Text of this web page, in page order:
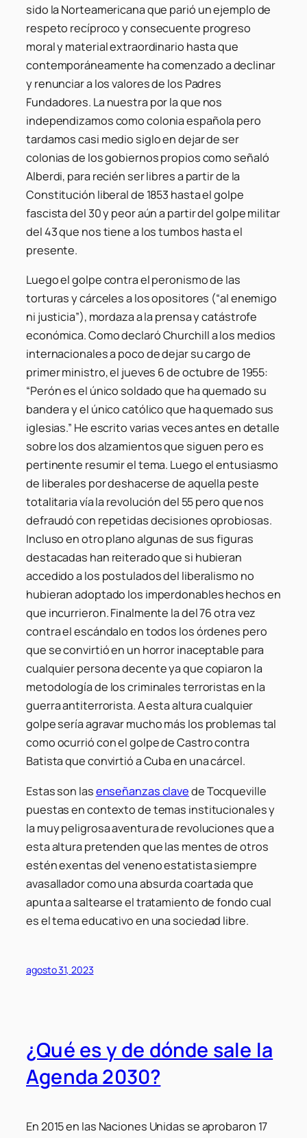
sido la Norteamericana que parió un ejemplo de
respeto recíproco y consecuente progreso
moral y material extraordinario hasta que
contemporáneamente ha comenzado a declinar
y renunciar a los valores de los Padres
Fundadores. La nuestra por la que nos
independizamos como colonia española pero
tardamos casi medio siglo en dejar de ser
colonias de los gobiernos propios como señaló
Alberdi, para recién ser libres a partir de la
Constitución liberal de 1853 hasta el golpe
fascista del 30 y peor aún a partir del golpe militar
del 43 que nos tiene a los tumbos hasta el
presente.
Luego el golpe contra el peronismo de las
torturas y cárceles a los opositores (“al enemigo
ni justicia”), mordaza a la prensa y catástrofe
económica. Como declaró Churchill a los medios
internacionales a poco de dejar su cargo de
primer ministro, el jueves 6 de octubre de 1955:
“Perón es el único soldado que ha quemado su
bandera y el único católico que ha quemado sus
iglesias.” He escrito varias veces antes en detalle
sobre los dos alzamientos que siguen pero es
pertinente resumir el tema. Luego el entusiasmo
de liberales por deshacerse de aquella peste
totalitaria vía la revolución del 55 pero que nos
defraudó con repetidas decisiones oprobiosas.
Incluso en otro plano algunas de sus figuras
destacadas han reiterado que si hubieran
accedido a los postulados del liberalismo no
hubieran adoptado los imperdonables hechos en
que incurrieron. Finalmente la del 76 otra vez
contra el escándalo en todos los órdenes pero
que se convirtió en un horror inaceptable para
cualquier persona decente ya que copiaron la
metodología de los criminales terroristas en la
guerra antiterrorista. A esta altura cualquier
golpe sería agravar mucho más los problemas tal
como ocurrió con el golpe de Castro contra
Batista que convirtió a Cuba en una cárcel.
Estas son lasenseñanzas clavede Tocqueville
puestas en contexto de temas institucionales y
la muy peligrosa aventura de revoluciones que a
esta altura pretenden que las mentes de otros
estén exentas del veneno estatista siempre
avasallador como una absurda coartada que
apunta a saltearse el tratamiento de fondo cual
es el tema educativo en una sociedad libre.
agosto 31, 2023
¿Qué es y de dónde sale la
Agenda 2030?
En 2015 en las Naciones Unidas se aprobaron 17